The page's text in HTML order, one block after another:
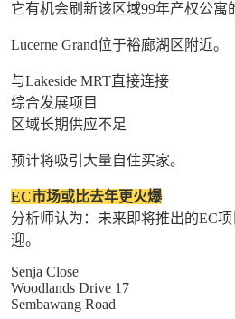
它有机会刷新该区域99年产权公寓
Lucerne Grand位于裕廊湖区附近。
与Lakeside MRT直接连接
综合发展项目
区域长期供应不足
预计将吸引大量自住买家。
EC市场或比去年更火爆
分析师认为：未来即将推出的EC
迎。
Senja Close
Woodlands Drive 17
Sembawang Road